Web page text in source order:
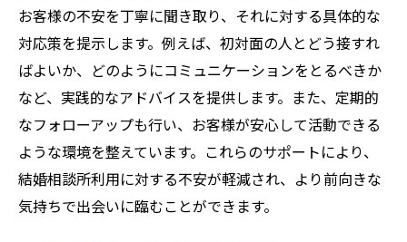
お客様の不安を丁寧に聞き取り、それに対する具体的な
対応策を提示します。例えば、初対面の人とどう接すれ
ばよいか、どのようにコミュニケーションをとるべきか
など、実践的なアドバイスを提供します。また、定期的
なフォローアップも行い、お客様が安心して活動できる
ような環境を整えています。これらのサポートにより、
結婚相談所利用に対する不安が軽減され、より前向きな
気持ちで出会いに臨むことができます。